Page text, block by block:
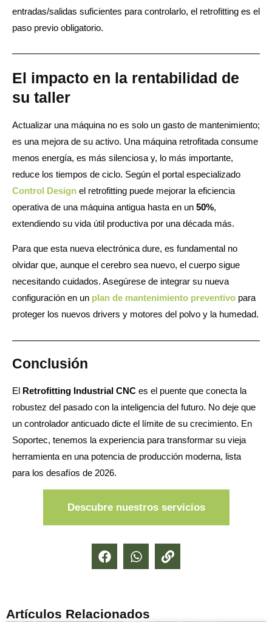
entradas/salidas suficientes para controlarlo, el retrofitting es el
paso previo obligatorio.
El impacto en la rentabilidad de
su taller
Actualizar una máquina no es solo un gasto de mantenimiento;
es una mejora de su activo. Una máquina retrofitada consume
menos energía, es más silenciosa y, lo más importante,
reduce los tiempos de ciclo. Según el portal especializado
Control Design el retrofitting puede mejorar la eficiencia
operativa de una máquina antigua hasta en un 50%,
extendiendo su vida útil productiva por una década más.
Para que esta nueva electrónica dure, es fundamental no
olvidar que, aunque el cerebro sea nuevo, el cuerpo sigue
necesitando cuidados. Asegúrese de integrar su nueva
configuración en un plan de mantenimiento preventivo para
proteger los nuevos drivers y motores del polvo y la humedad.
Conclusión
El Retrofitting Industrial CNC es el puente que conecta la
robustez del pasado con la inteligencia del futuro. No deje que
un controlador anticuado dicte el límite de su crecimiento. En
Soportec, tenemos la experiencia para transformar su vieja
herramienta en una potencia de producción moderna, lista
para los desafíos de 2026.
Descubre nuestros servicios
Artículos Relacionados